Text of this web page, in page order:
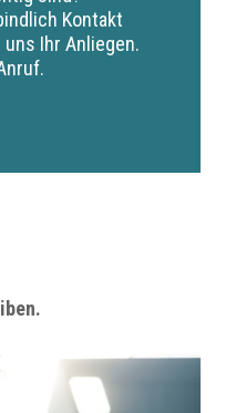
Kontakt
Ihr Anliegen.